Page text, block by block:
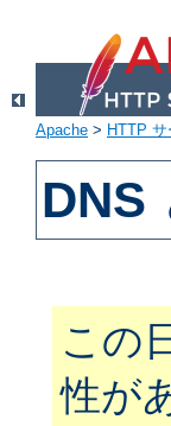
Apache > HTTP
DNS
この
性が